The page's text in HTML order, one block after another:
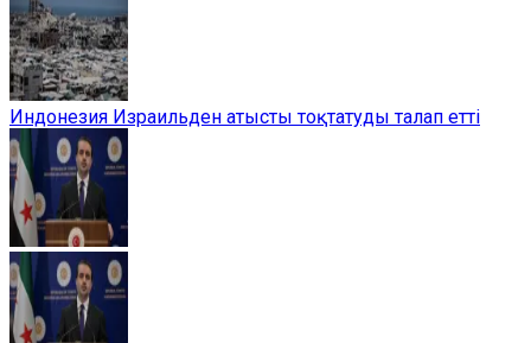
Индонезия Израильден атысты тоқтатуды талап етті